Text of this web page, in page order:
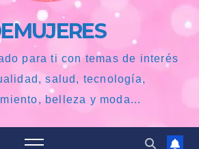
para ti con temas de interés
salud, tecnología,
belleza y moda...